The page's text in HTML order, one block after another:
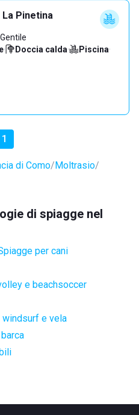
Pinetina
· Doccia calda· Piscina·
1
di Como Moltrasio
di spiagge nel
per cani
e beachsoccer
e vela